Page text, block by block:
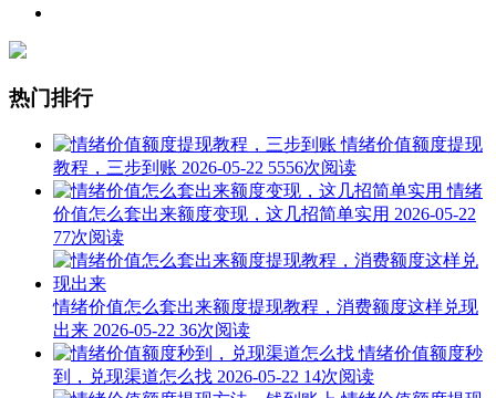
热门排行
情绪价值额度提现
教程，三步到账 2026-05-22 5556次阅读
情绪
价值怎么套出来额度变现，这几招简单实用 2026-05-22
77次阅读
情绪价值怎么套出来额度提现教程，消费额度这样兑现
出来 2026-05-22 36次阅读
情绪价值额度秒
到，兑现渠道怎么找 2026-05-22 14次阅读